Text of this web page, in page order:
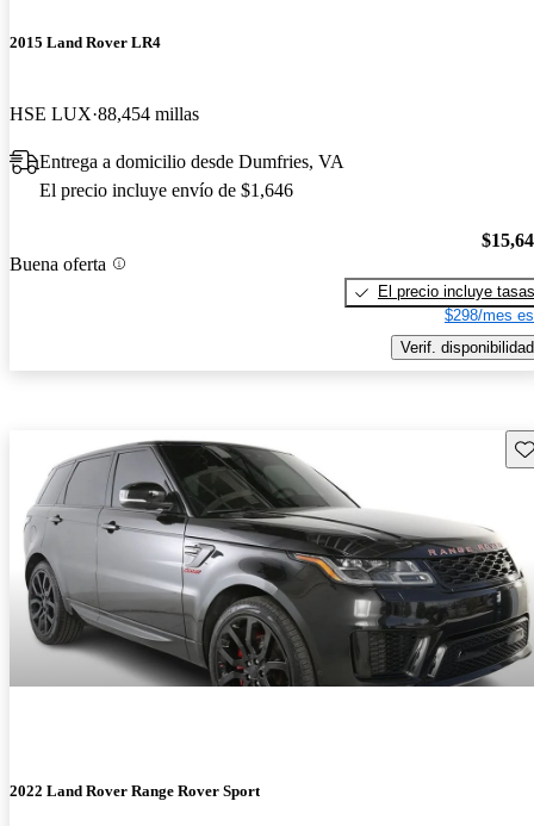
2015 Land Rover LR4
HSE LUX 88,454 millas
Entrega a domicilio desde Dumfries, VA
El precio incluye envío de $1,646
Buena oferta
El precio incluye tasas
$298/mes
Verif. disponibilidad
2022 Land Rover Range Rover Sport